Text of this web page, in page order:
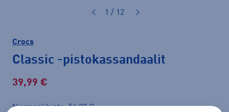
1 / 12
Crocs
Classic -pistokassandaalit
39,99 €
Normaalihinta: 54,90 €